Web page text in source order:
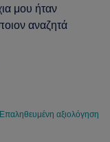
μου ήταν
αναζητά
Επαληθευμένη αξιολόγηση